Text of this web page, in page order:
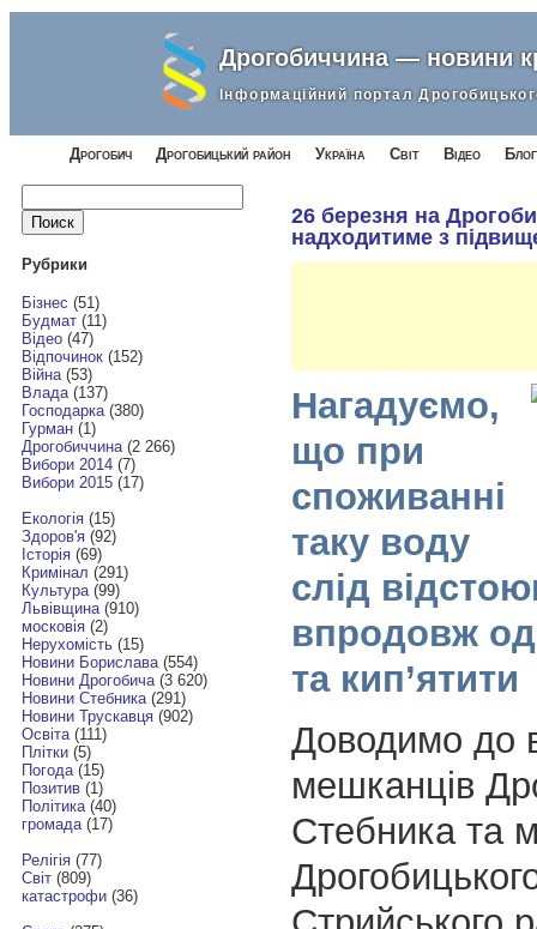
Дрогобиччина — новини
Інформаційний портал
Дрогобич Дрогобицький район Україна Світ Відео
Найти:
Рубрики
Бізнес (51)
Будмат(11)
Відео(47)
Відпочинок(152)
Війна(53)
Влада(137)
Господарка(380)
Гурман(1)
Дрогобиччина(2 266)
Вибори 2014(7)
Вибори 2015(17)
Екологія(15)
Здоров'я(92)
Історія(69)
Кримінал (291)
Культура(99)
Львівщина(910)
московія(2)
Нерухомість(15)
Новини Борислава(554)
Новини Дрогобича(3 620)
Новини Стебника(291)
Новини Трускавця(902)
Освіта(111)
Плітки(5)
Погода(15)
Позитив(1)
Політика(40)
громада(17)
Релігія(77)
Світ(809)
катастрофи(36)
26 березня на
надходитиме з
Нагадуємо,
що при
споживанні
таку воду
слід
впродовж
та кип’ятити
Доводимо до
мешканців
Стебника та